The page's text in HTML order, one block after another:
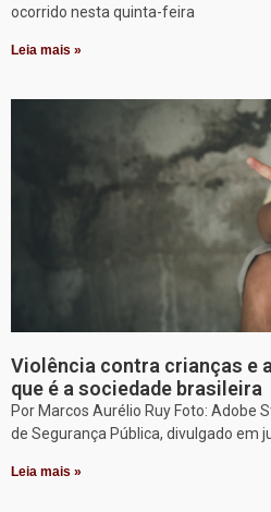
ocorrido nesta quinta-feira
Leia mais »
Violência contra crianças e
que é a sociedade brasileira
Por Marcos Aurélio Ruy Foto: Adobe
de Segurança Pública, divulgado em
Leia mais »